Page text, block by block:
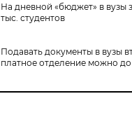
На дневной «бюджет» в вузы
тыс. студентов
Подавать документы в вузы
платное отделение можно до